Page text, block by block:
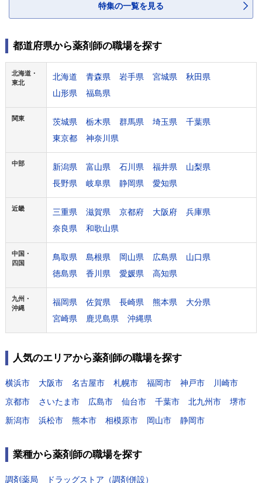
特集の一覧を見る
都道府県から薬剤師の職場を探す
北海道・
東北
北海道 青森県 岩手県 宮城県
秋田県
山形県
福島県
関東 茨城県 栃木県 群馬県 埼玉県
千葉県
東京都
神奈川県
中部 新潟県 富山県 石川県 福井県
山梨県
長野県
岐阜県 静岡県 愛知県
近畿 三重県 滋賀県 京都府 大阪府
兵庫県
奈良県
和歌山県
中国・
四国
鳥取県 島根県 岡山県 広島県
山口県
徳島県
香川県 愛媛県 高知県
九州・
沖縄
福岡県 佐賀県 長崎県 熊本県
大分県
宮崎県
鹿児島県 沖縄県
人気のエリアから薬剤師の職場を探す
横浜市 大阪市 名古屋市 札幌市 福岡市 神戸市
川崎市
京都市
さいたま市 広島市 仙台市 千葉市 北九州市
堺市
新潟市
浜松市 熊本市 相模原市 岡山市 静岡市
業種から薬剤師の職場を探す
調剤薬局 ドラッグストア（調剤併設）